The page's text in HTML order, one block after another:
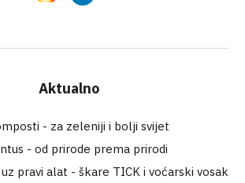
Aktualno
- za zeleniji i bolji svijet
- od prirode prema prirodi
pravi alat - škare TICK i voćarski vosak